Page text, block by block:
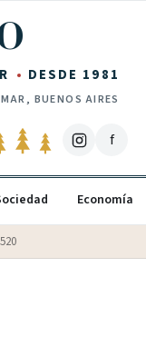
DESDE 1981
BUENOS AIRES
f
Economía